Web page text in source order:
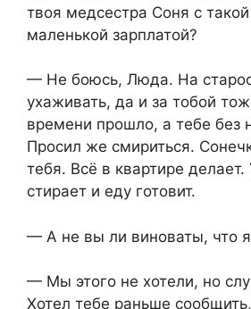
твоя медсестра Соня с
маленькой зарплатой?
— Не боюсь, Люда. На
ухаживать, да и за тобой
времени прошло, а тебе без
Просил же смириться.
тебя. Всё в квартире делает.
стирает и еду готовит.
— А не вы ли виноваты, что я
— Мы этого не хотели, но
Хотел тебе раньше